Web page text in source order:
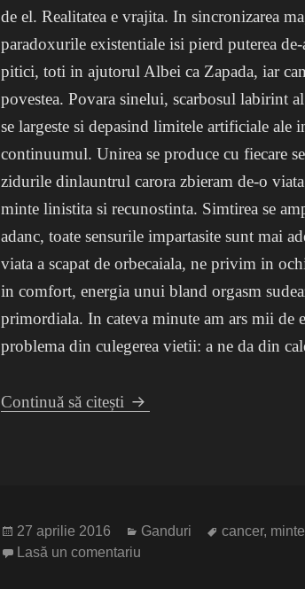
de el. Realitatea e vrajita. In sincronizarea
paradoxurile existentiale isi pierd puterea
pitici, toti in ajutorul Albei ca Zapada, iar
povestea. Povara sinelui, scarbosul labirint
se largeste si depasind limitele artificiale
continuumul. Unirea se produce cu fiecare
zidurile dinlauntrul carora zbieram de-o
minte linistita si recunostinta. Simtirea se
adanc, toate sensurile impartasite sunt mai
viata a scapat de orbecaiala, ne privim in
in comfort, energia unui bland orgasm
primordiala. In cateva minute am ars mii de
problema din culegerea vietii: a ne da din
Continuă să citești Cura de biscuiti
Publicat
pe
27 aprilie 2016 Categorii
Ganduri Etichete
cancer, minte
Lasă un comentariu